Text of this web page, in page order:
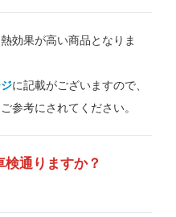
効果が高い商品となりま
に記載がございますので、
参考にされてください。
通りますか？